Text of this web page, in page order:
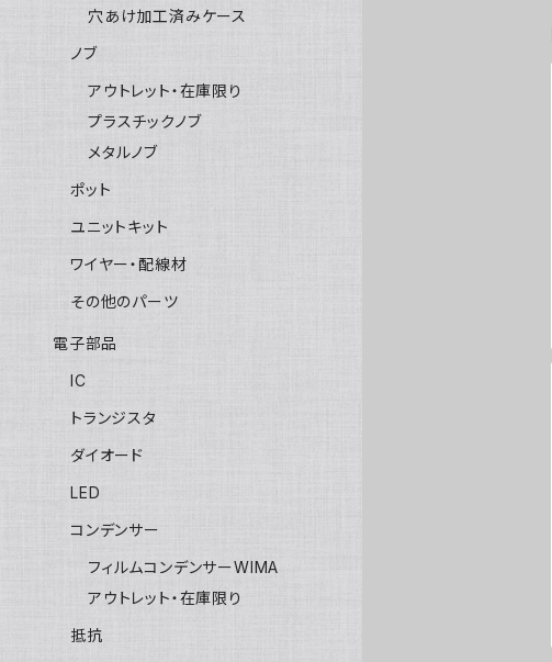
穴あけ加工済みケース
ノブ
アウトレット・在庫限り
プラスチックノブ
メタルノブ
ポット
ユニットキット
ワイヤー・配線材
その他のパーツ
電子部品
IC
トランジスタ
ダイオード
LED
コンデンサー
フィルムコンデンサーWIMA
アウトレット・在庫限り
抵抗